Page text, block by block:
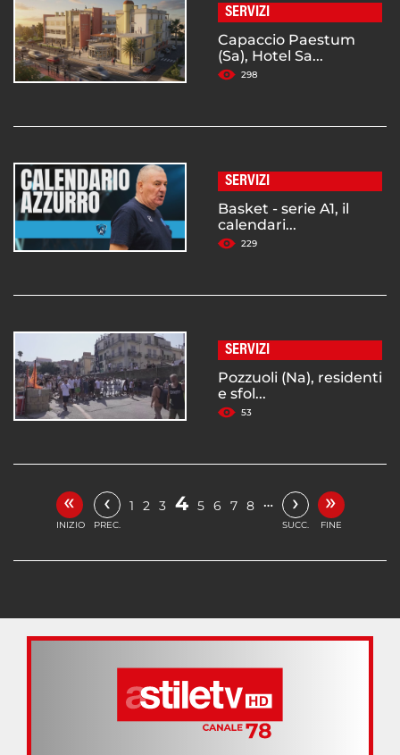
SERVIZI
Capaccio Paestum
(Sa), Hotel Sa...
298
SERVIZI
Basket - serie A1, il
calendari...
229
SERVIZI
Pozzuoli (Na), residenti
e sfol...
53
«
INIZIO
‹
PREC.
1 2 3 4 5 6 7 8 … ›
SUCC.
»
FINE